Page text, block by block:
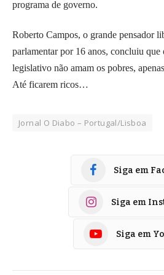
programa de governo.
Roberto Campos, o grande pensador
parlamentar por 16 anos, concluiu que
legislativo não amam os pobres,
Até ficarem ricos…
Jornal O Diabo – Portugal/Lisboa
Siga em
Siga em
Siga em